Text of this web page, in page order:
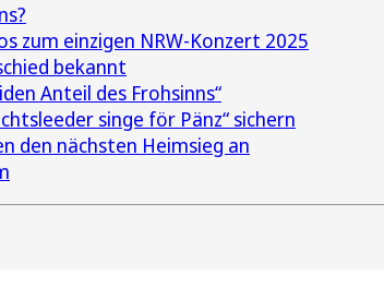
zum einzigen NRW-Konzert 2025
bekannt
Anteil des Frohsinns“
singe för Pänz“ sichern
den nächsten Heimsieg an